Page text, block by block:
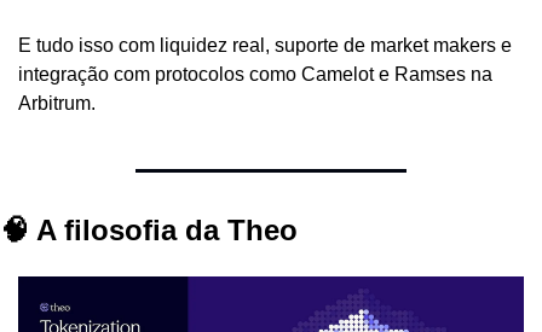
E tudo isso com liquidez real, suporte de market makers e
integração com protocolos como Camelot e Ramses na
Arbitrum.
🧠 A filosofia da Theo